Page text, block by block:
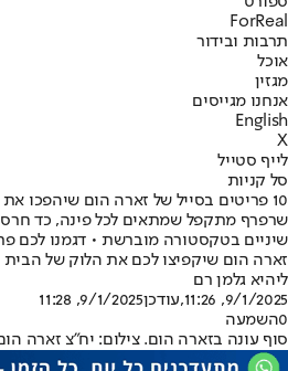
ForReal
תרבות ובידור
אוכל
מגזין
אנחנו מגייסים
English
X
לייף סטייל
סל קניות
10 פריטים בסייל של זארה הום שיהפכו את הבית שלכם ליוקרתי
שרפרף מתקפל שמתאים לכל פינה, כד
שיניים בטקסטורה מוברשת • דגמנו לכם
זארה הום שיקפיצו לכם את הלוק של הבית
ליהיא גלמן רם
9/1/2025, 11:26
,עודכן9/1/2025, 11:28
0השמעה
סוף עונה בזארה הום. צילום: יח"צ זארה